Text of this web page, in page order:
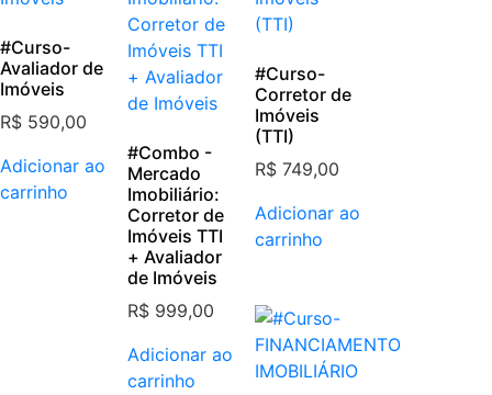
#Curso-
Avaliador de
Imóveis
R$ 590,00
Adicionar ao
carrinho
#Combo -
Mercado
Imobiliário​:
Corretor de
Imóveis TTI
+ Avaliador
de Imóveis​
R$999,00
Adicionar ao
carrinho
#Curso-
Corretor de
Imóveis
(TTI)
R$749,00
Adicionar ao
carrinho